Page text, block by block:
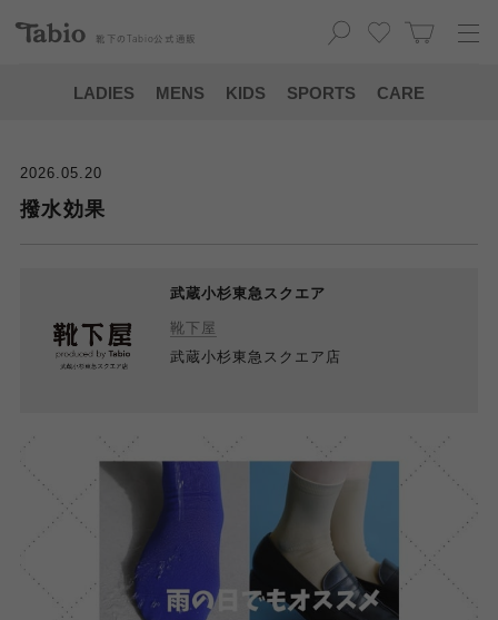
靴下の Tabio 公式通販
LADIES MENS KIDS SPORTS CARE
2026.05.20
撥水効果
武蔵小杉東急スクエア
靴下屋
武蔵小杉東急スクエア店